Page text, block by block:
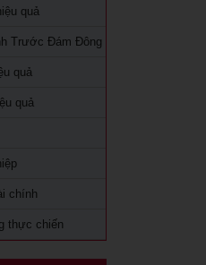
cao trong quản trị nhân
Khách Hàng
Cách mạng hoá ngành bán
viên
bộ tại TPHCM
Tại TPHCM
Sâu Tại TPHCM
nhân tại TPHCM
quả
Trước Đám Đông
quả
quả
chính
thực chiến